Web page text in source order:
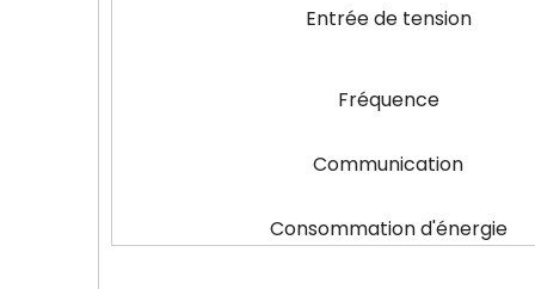
Entrée de tension
Fréquence
Communication
Consommation d'énergie